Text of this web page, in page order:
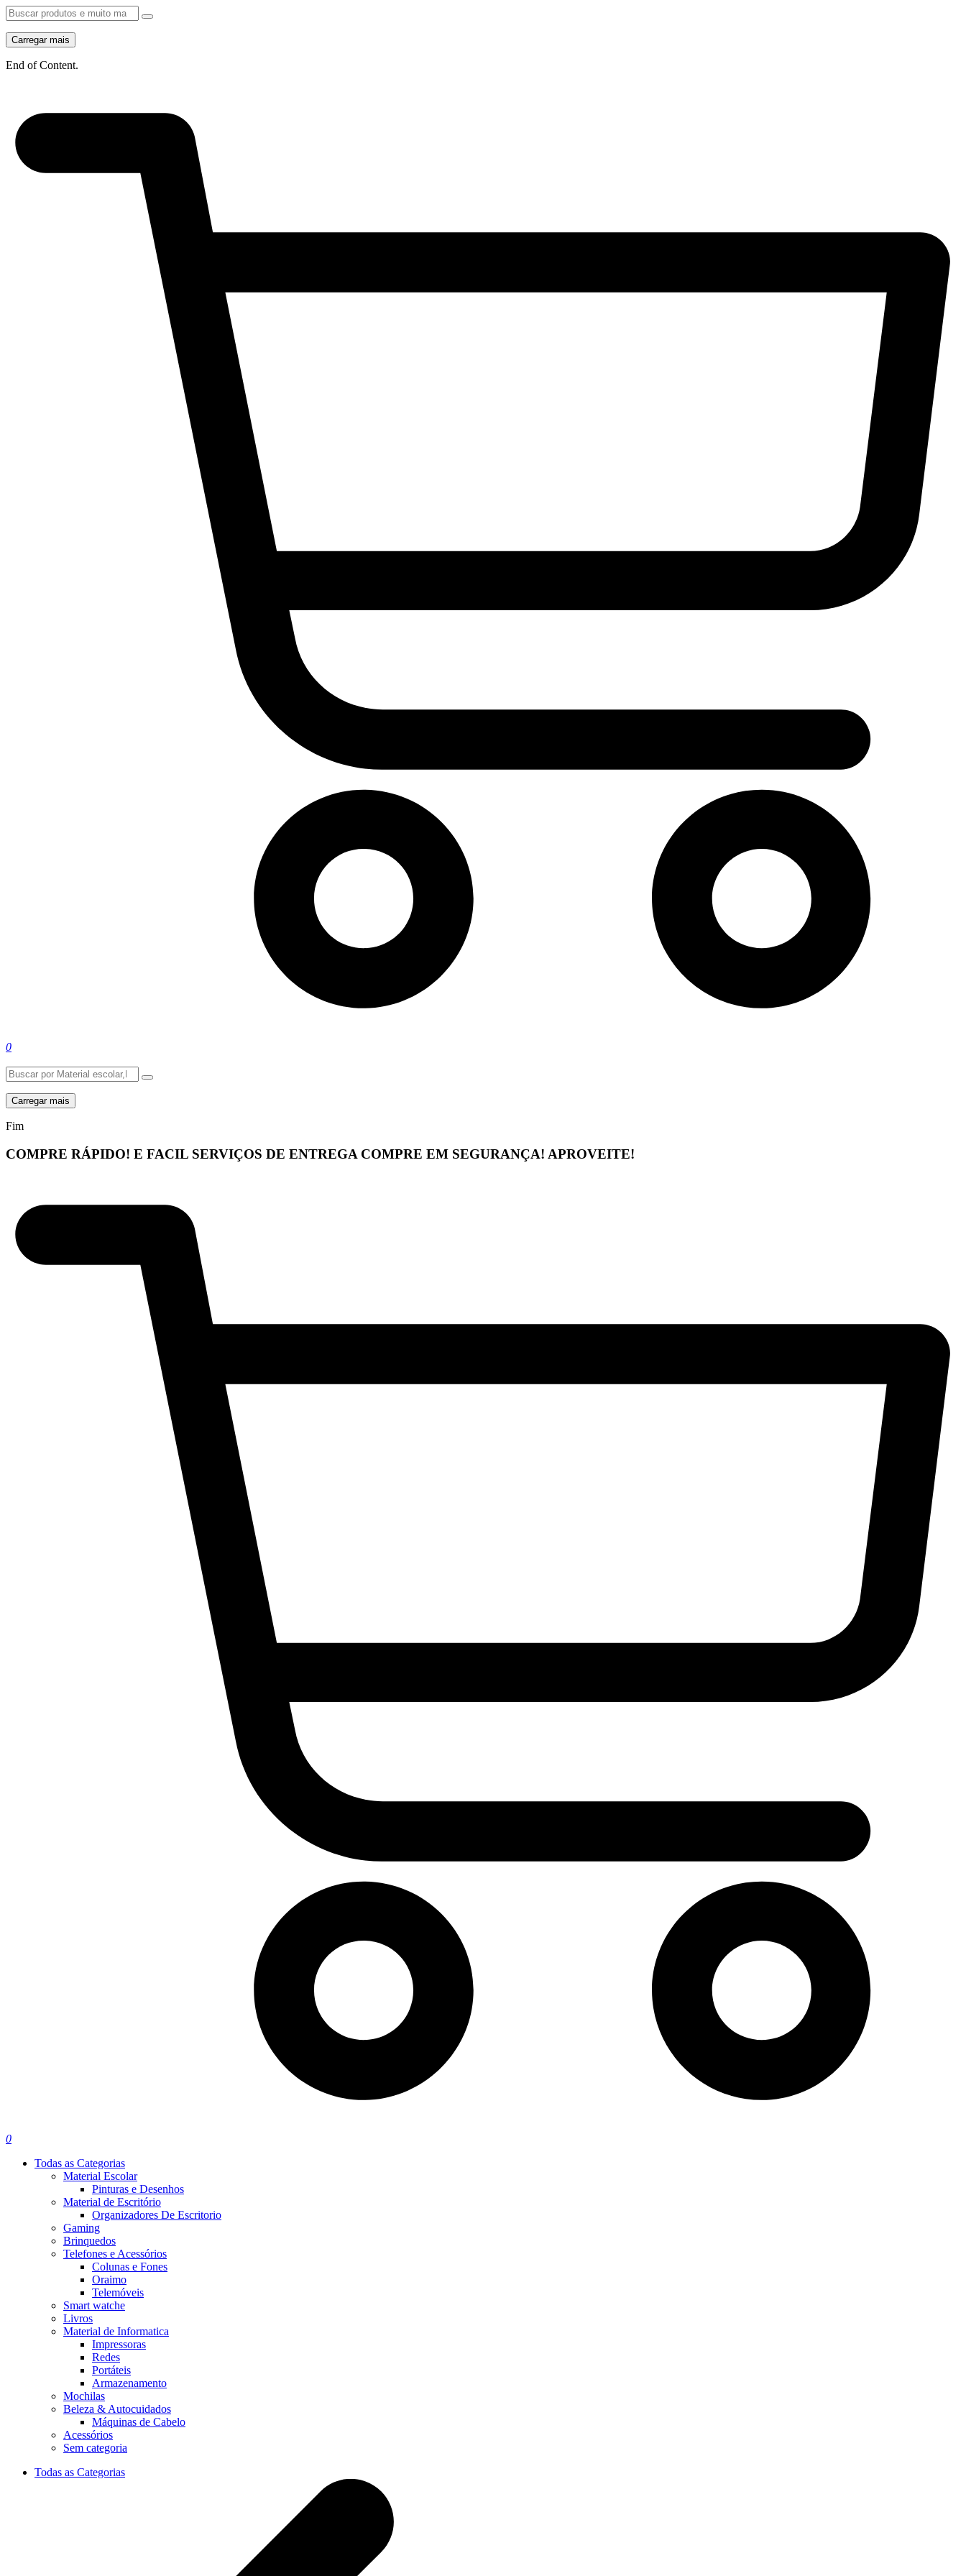
Carregar mais
End of Content.
0
Carregar mais
Fim
COMPRE RÁPIDO! E FACIL SERVIÇOS DE ENTREGA COMPRE EM SEGURANÇA! APROVEITE!
0
Todas as Categorias
Material Escolar
Pinturas e Desenhos
Material de Escritório
Organizadores De Escritorio
Gaming
Brinquedos
Telefones e Acessórios
Colunas e Fones
Oraimo
Telemóveis
Smart watche
Livros
Material de Informatica
Impressoras
Redes
Portáteis
Armazenamento
Mochilas
Beleza & Autocuidados
Máquinas de Cabelo
Acessórios
Sem categoria
Todas as Categorias